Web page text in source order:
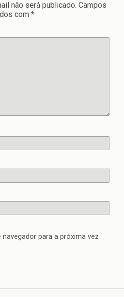
não será publicado. Campos
com *
para a próxima vez